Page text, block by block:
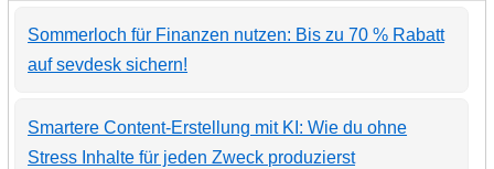
Sommerloch für Finanzen nutzen: Bis zu 70 % Rabatt
auf sevdesk sichern!
Smartere Content-Erstellung mit KI: Wie du ohne
Stress Inhalte für jeden Zweck produzierst